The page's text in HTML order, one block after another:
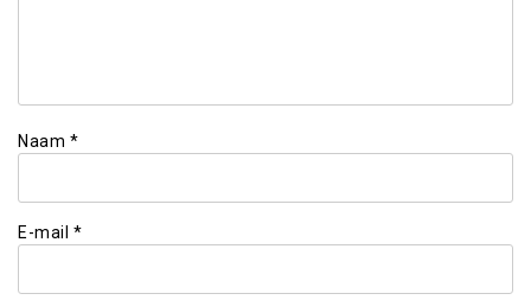
Naam *
E-mail *